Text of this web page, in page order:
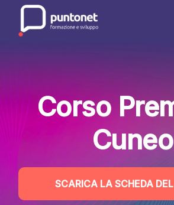
content
Corso
Cuneo
SCARICA LA SCHEDA